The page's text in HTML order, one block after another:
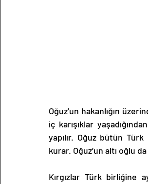
Oğuz’un hakanlığın
iç karışıklar
yapılır. Oğuz bütün
kurar. Oğuz’un altı oğlu
Kırgızlar Türk birliğine